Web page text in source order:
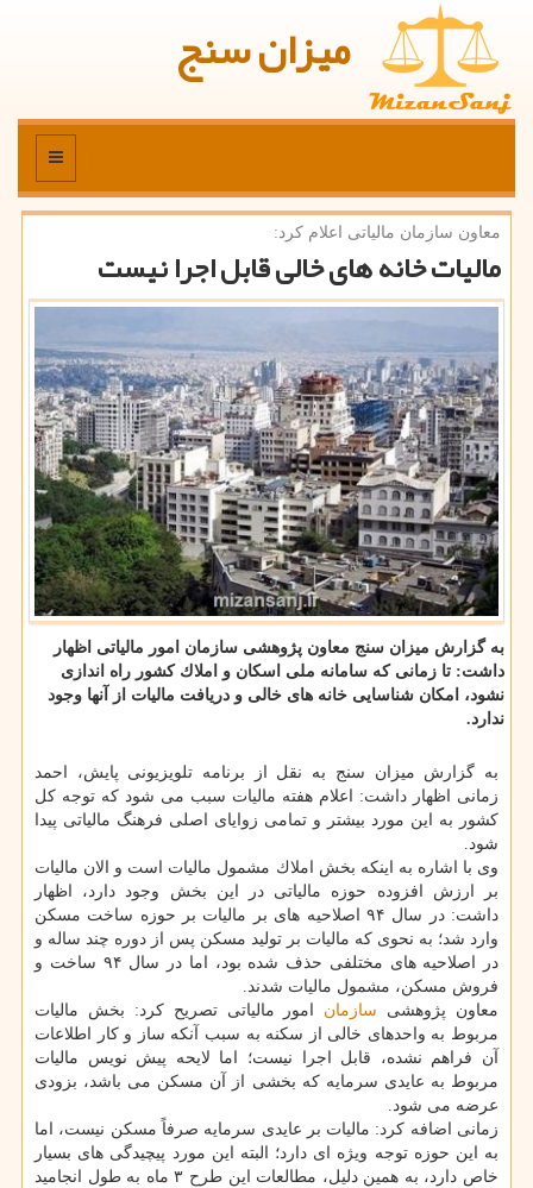
میزان سنج
منو
معاون سازمان مالیاتی اعلام كرد:
مالیات خانه های خالی قابل اجرا نیست
به گزارش میزان سنج معاون پژوهشی سازمان امور مالیاتی اظهار
داشت: تا زمانی كه سامانه ملی اسكان و املاك كشور راه اندازی
نشود، امكان شناسایی خانه های خالی و دریافت مالیات از آنها وجود
ندارد.
به گزارش میزان سنج به نقل از برنامه تلویزیونی پایش، احمد
زمانی اظهار داشت: اعلام هفته مالیات سبب می شود كه توجه كل
كشور به این مورد بیشتر و تمامی زوایای اصلی فرهنگ مالیاتی پیدا
شود.
وی با اشاره به اینكه بخش املاك مشمول مالیات است و الان مالیات
بر ارزش افزوده حوزه مالیاتی در این بخش وجود دارد، اظهار
داشت: در سال ۹۴ اصلاحیه های بر مالیات بر حوزه ساخت مسكن
وارد شد؛ به نحوی كه مالیات بر تولید مسكن پس از دوره چند ساله و
در اصلاحیه های مختلفی حذف شده بود، اما در سال ۹۴ ساخت و
فروش مسكن، مشمول مالیات شدند.
معاون پژوهشی سازمان امور مالیاتی تصریح كرد: بخش مالیات
مربوط به واحدهای خالی از سكنه به سبب آنكه ساز و كار اطلاعات
آن فراهم نشده، قابل اجرا نیست؛ اما لایحه پیش نویس مالیات
مربوط به عایدی سرمایه كه بخشی از آن مسكن می باشد، بزودی
عرضه می شود.
زمانی اضافه كرد: مالیات بر عایدی سرمایه صرفاً مسكن نیست، اما
به این حوزه توجه ویژه ای دارد؛ البته این مورد پیچیدگی های بسیار
خاص دارد، به همین دلیل، مطالعات این طرح ۳ ماه به طول انجامید